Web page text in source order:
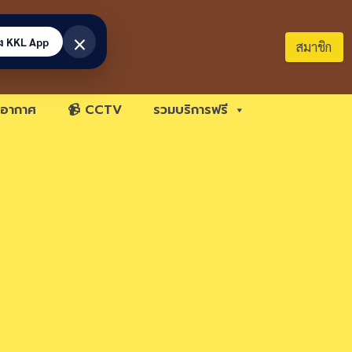
สมาชิก
ากาศ 📹 CCTV รวมบริการฟรี
KKL App ×